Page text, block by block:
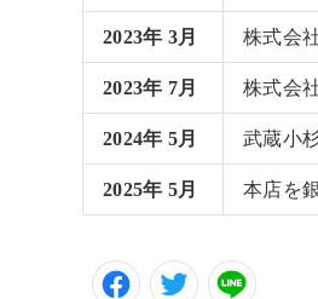
2023年 3月 株式会
2023年 7月 株式会
2024年 5月 武蔵小
2025年 5月 本店を